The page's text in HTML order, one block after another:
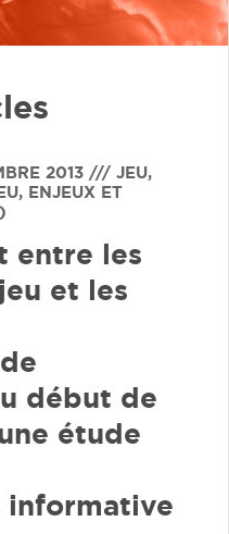
2013 /// JEU,
ENJEUX ET
entre les
et les
début de
étude
informative